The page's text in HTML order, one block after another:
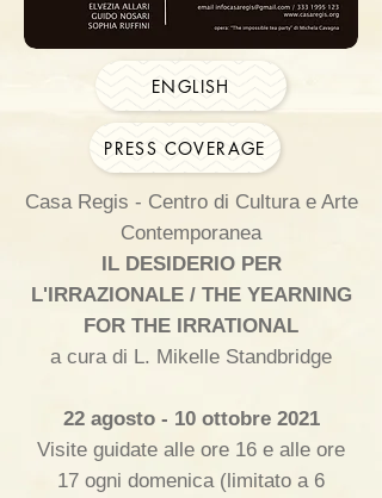
ENGLISH
PRESS COVERAGE
Casa Regis - Centro di Cultura e Arte
Contemporanea
IL DESIDERIO PER
L'IRRAZIONALE / THE YEARNING
FOR THE IRRATIONAL
a cura di L. Mikelle Standbridge
22 agosto - 10 ottobre 2021
Visite guidate alle ore 16 e alle ore
17 ogni domenica (limitato a 6